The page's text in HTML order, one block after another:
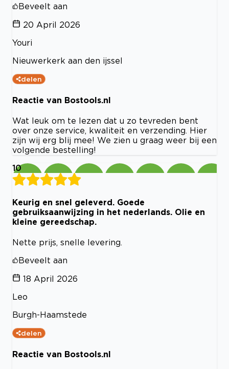
Beveelt aan
20 April 2026
Youri
Nieuwerkerk aan den ijssel
delen
Reactie van Bostools.nl
Wat leuk om te lezen dat u zo tevreden bent
over onze service, kwaliteit en verzending. Hier
zijn wij erg blij mee! We zien u graag weer bij een
volgende bestelling!
10
Keurig en snel geleverd. Goede
gebruiksaanwijzing in het nederlands. Olie en
kleine gereedschap.
Nette prijs, snelle levering.
Beveelt aan
18 April 2026
Leo
Burgh-Haamstede
delen
Reactie van Bostools.nl